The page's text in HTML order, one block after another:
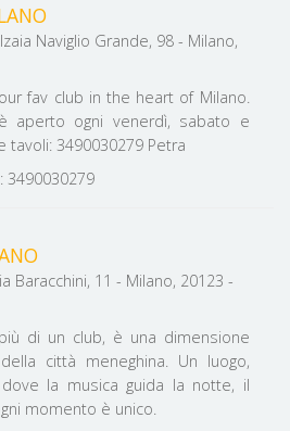
Naviglio Grande, 98 - Milano,
fav club in the heart of Milano.
aperto ogni venerdì, sabato e
3490030279 Petra
3490030279
Baracchini, 11 - Milano, 20123 -
di un club, è una dimensione
città meneghina. Un luogo,
dove la musica guida la notte, il
momento è unico.